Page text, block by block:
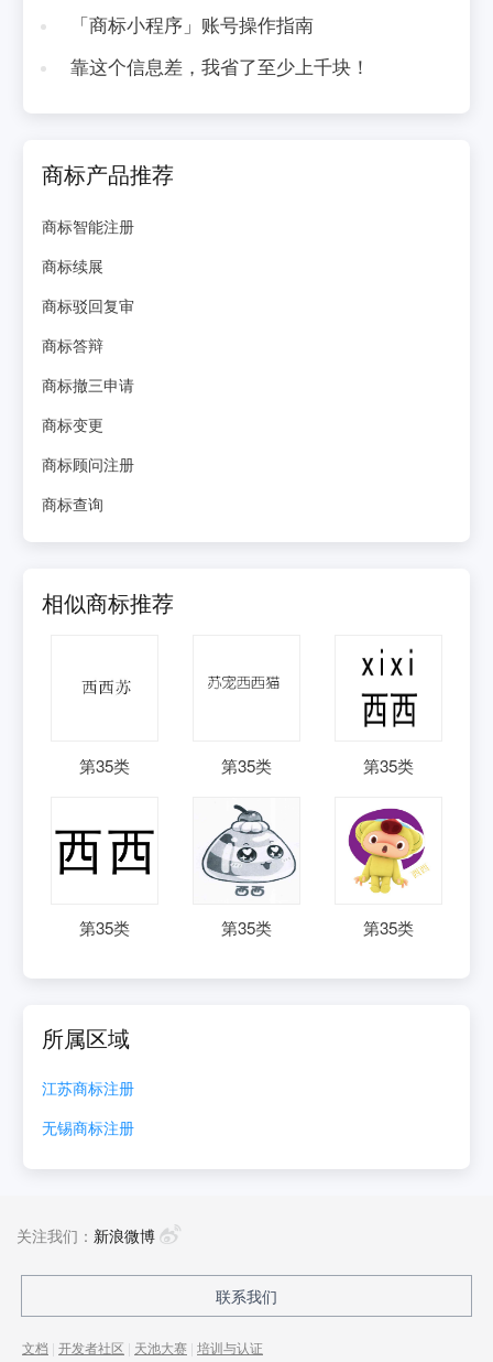
「商标小程序」账号操作指南
靠这个信息差，我省了至少上千块！
商标产品推荐
商标智能注册
商标续展
商标驳回复审
商标答辩
商标撤三申请
商标变更
商标顾问注册
商标查询
相似商标推荐
第35类 第35类 第35类
第35类 第35类 第35类
所属区域
江苏商标注册
无锡商标注册